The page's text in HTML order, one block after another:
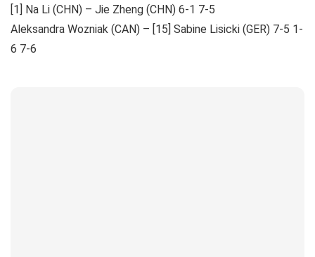
[1] Na Li (CHN) – Jie Zheng (CHN) 6-1 7-5
Aleksandra Wozniak (CAN) – [15] Sabine Lisicki (GER) 7-5 1-
6 7-6